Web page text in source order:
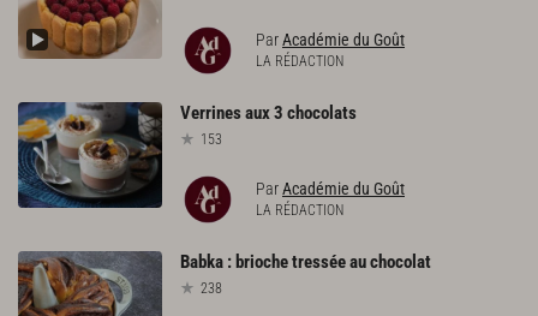
ParAcadémie du Goût
LA RÉDACTION
Verrinesaux3 chocolats
153
ParAcadémie du Goût
LA RÉDACTION
Babka : briochetresséeauchocolat
238